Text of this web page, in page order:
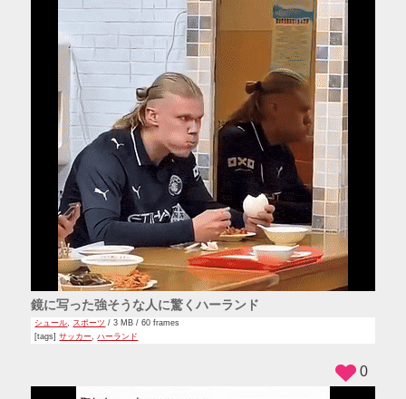
鏡に写った強そうな人に驚くハーランド
シュール, スポーツ / 3 MB / 60 frames
[tags]サッカー,ハーランド
0